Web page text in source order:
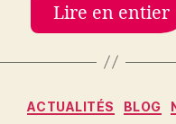
Lire en entier
ACTUALITÉS BLOG